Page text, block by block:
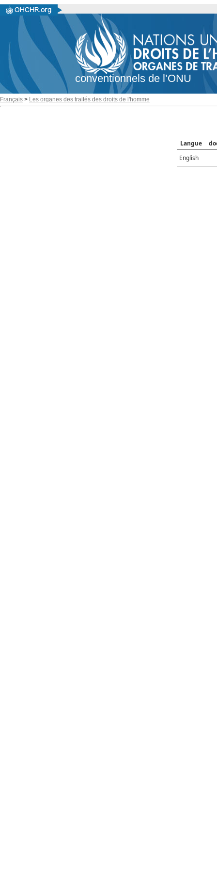
conventionnels de l’ONU
Français > Les organes des traités des droits de l'homme
Langue
English